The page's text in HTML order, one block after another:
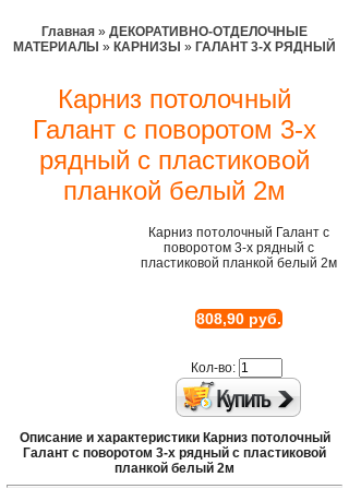
Главная » ДЕКОРАТИВНО-ОТДЕЛОЧНЫЕ
МАТЕРИАЛЫ » КАРНИЗЫ » ГАЛАНТ 3-Х РЯДНЫЙ
Карниз потолочный
Галант с поворотом 3-х
рядный с пластиковой
планкой белый 2м
Карниз потолочный Галант с
поворотом 3-х рядный с
пластиковой планкой белый 2м
808,90 руб.
Кол-во:
Описание и характеристики Карниз потолочный
Галант с поворотом 3-х рядный с пластиковой
планкой белый 2м